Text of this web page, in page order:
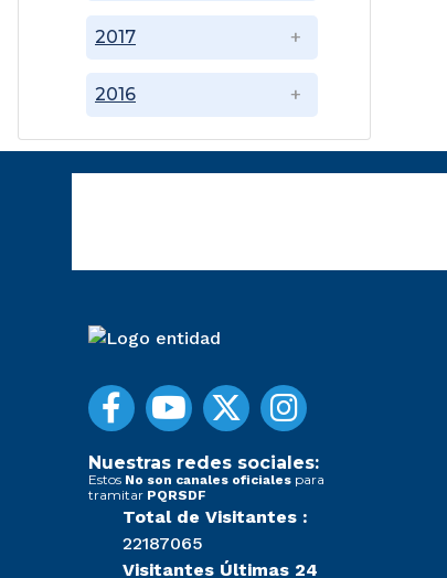
2016
2017
Nuestras redes sociales:
Estos No son canales oficiales para
tramitar PQRSDF
Total de Visitantes :
22187065
Visitantes Últimas 24